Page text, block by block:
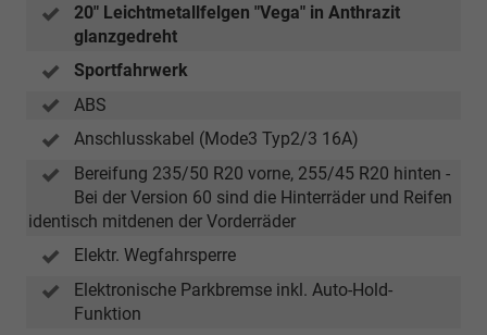
20" Leichtmetallfelgen "Vega" in Anthrazit
glanzgedreht
Sportfahrwerk
ABS
Anschlusskabel (Mode3 Typ2/3 16A)
Bereifung 235/50 R20 vorne, 255/45 R20 hinten -
Bei der Version 60 sind die Hinterräder und Reifen
identisch mitdenen der Vorderräder
Elektr. Wegfahrsperre
Elektronische Parkbremse inkl. Auto-Hold-
Funktion